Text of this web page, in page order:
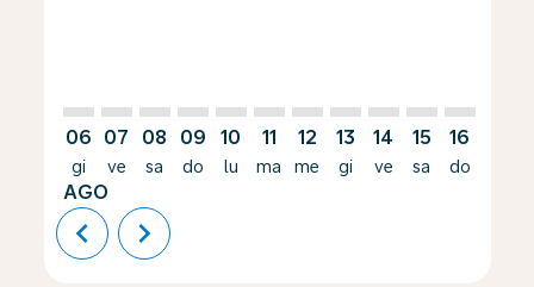
06
gi
AGO
07
ve
08
sa
09
do
10
lu
11
ma
12
me
13
gi
14
ve
15
sa
16
do
chevron_left chevron_right